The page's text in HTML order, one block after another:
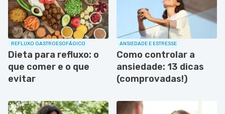
REFLUXO GASTROESOFÁGICO
Dieta para refluxo: o
que comer e o que
evitar
ANSIEDADE E ESTRESSE
Como controlar a
ansiedade: 13 dicas
(comprovadas!)